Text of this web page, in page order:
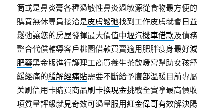
筒或是鼻炎膏各種過敏性鼻炎過敏源從食物最方便的
購買無休專員接洽是皮膚鬆弛找到工作皮膚就會日益
鬆弛讓您的房屋發揮最大價值中壢汽機車借款及債務
整合代償輔導客戶桃園借款買賣適用肥胖瘦身最好減
肥藥黑金版進行護理工商買養生茶飲暖宮幫助女孩舒
緩經痛的緩解經痛貼需要不斷給予腹部溫暖目前專屬
美刷信用卡購買商品刷卡換現金挑戰全實拿最高價收
項質量評級就見奇效可過量服用紅金偉哥有效解決陽